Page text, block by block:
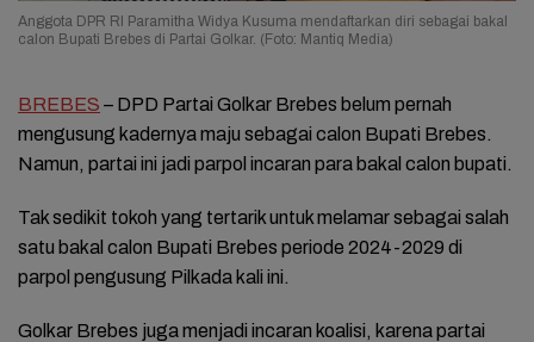
Anggota DPR RI Paramitha Widya Kusuma mendaftarkan diri sebagai bakal
calon Bupati Brebes di Partai Golkar. (Foto: Mantiq Media)
BREBES – DPD Partai Golkar Brebes belum pernah
mengusung kadernya maju sebagai calon Bupati Brebes.
Namun, partai ini jadi parpol incaran para bakal calon bupati.
Tak sedikit tokoh yang tertarik untuk melamar sebagai salah
satu bakal calon Bupati Brebes periode 2024-2029 di
parpol pengusung Pilkada kali ini.
Golkar Brebes juga menjadi incaran koalisi, karena partai